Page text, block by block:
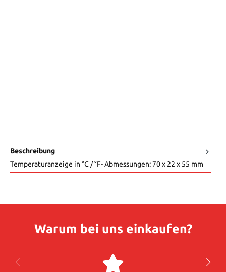
Beschreibung
Temperaturanzeige in °C / °F- Abmessungen: 70 x 22 x 55 mm
Warum bei uns einkaufen?